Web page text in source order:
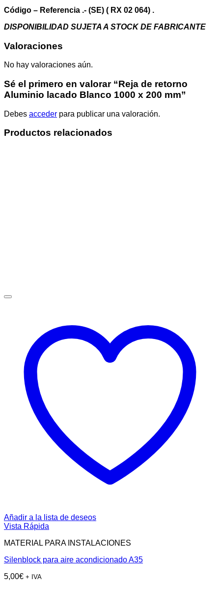
cantidad
Código – Referencia .- (SE) ( RX 02 064) .
DISPONIBILIDAD SUJETA A STOCK DE FABRICANTE
Valoraciones
No hay valoraciones aún.
Sé el primero en valorar “Reja de retorno
Aluminio lacado Blanco 1000 x 200 mm”
Debes acceder para publicar una valoración.
Productos relacionados
Añadir a la lista de deseos
Vista Rápida
MATERIAL PARA INSTALACIONES
Silenblock para aire acondicionado A35
5,00€ + IVA